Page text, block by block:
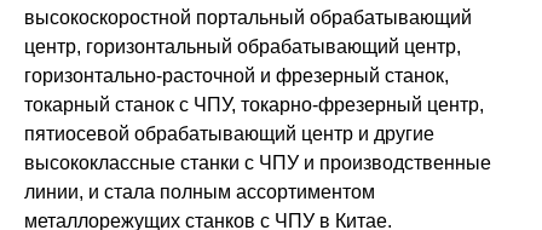
высокоскоростной портальный обрабатывающий
центр, горизонтальный обрабатывающий центр,
горизонтально-расточной и фрезерный станок,
токарный станок с ЧПУ, токарно-фрезерный центр,
пятиосевой обрабатывающий центр и другие
высококлассные станки с ЧПУ и производственные
линии, и стала полным ассортиментом
металлорежущих станков с ЧПУ в Китае.